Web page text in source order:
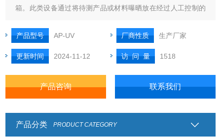
箱。此类设备通过将待测产品或材料曝晒放在经过人工控制的
式来进行恶劣气温环境试验。测试设备采用进口的拉太拉斯紫
外线灯管模拟阳光中的紫外线光，同时还可以通过冷凝模拟湿
气影响,通过喷淋的方式模拟
产品型号 AP-UV 厂商性质 生产厂家
更新时间 2024-11-12 访 问 量 1518
产品咨询 联系我们
产品分类 PRODUCT CATEGORY